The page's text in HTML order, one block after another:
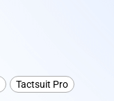
Tactsuit Pro